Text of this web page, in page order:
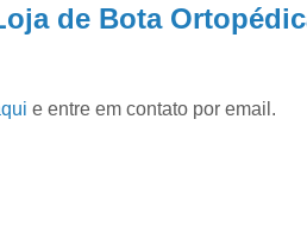
de Bota
e entre em contato por email.